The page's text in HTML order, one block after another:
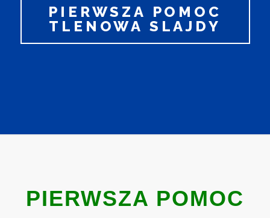
PIERWSZA POMOC
TLENOWA SLAJDY
PIERWSZA POMOC